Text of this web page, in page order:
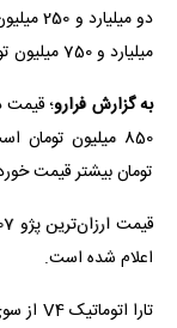
دو
میلیارد و 750 میلیون تومان خریدوفروش می‌شود.
به گزارش فرارو؛ قیمت
تومان بیشتر قیمت
اعلام شده است.